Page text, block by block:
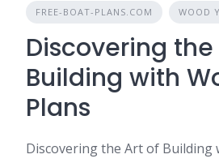
FREE-BOAT-PLANS.COM WOOD
Discovering
Building with
Plans
Discovering the Art of Building